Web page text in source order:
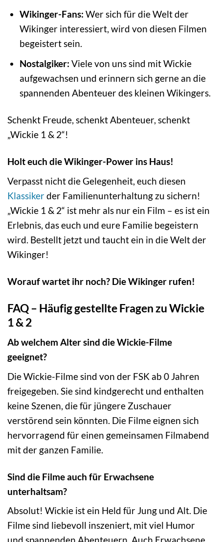
Wikinger-Fans: Wer sich für die Welt der
Wikinger interessiert, wird von diesen Filmen
begeistert sein.
Nostalgiker: Viele von uns sind mit Wickie
aufgewachsen und erinnern sich gerne an die
spannenden Abenteuer des kleinen Wikingers.
Schenkt Freude, schenkt Abenteuer, schenkt
„Wickie 1 & 2“!
Holt euch die Wikinger-Power ins Haus!
Verpasst nicht die Gelegenheit, euch diesen
Klassikerder Familienunterhaltung zu sichern!
„Wickie 1 & 2“ ist mehr als nur ein Film – es ist ein
Erlebnis, das euch und eure Familie begeistern
wird. Bestellt jetzt und taucht ein in die Welt der
Wikinger!
Worauf wartet ihr noch? Die Wikinger rufen!
FAQ – Häufig gestellte Fragen zu Wickie
1 & 2
Ab welchem Alter sind die Wickie-Filme
geeignet?
Die Wickie-Filme sind von der FSK ab 0 Jahren
freigegeben. Sie sind kindgerecht und enthalten
keine Szenen, die für jüngere Zuschauer
verstörend sein könnten. Die Filme eignen sich
hervorragend für einen gemeinsamen Filmabend
mit der ganzen Familie.
Sind die Filme auch für Erwachsene
unterhaltsam?
Absolut! Wickie ist ein Held für Jung und Alt. Die
Filme sind liebevoll inszeniert, mit viel Humor